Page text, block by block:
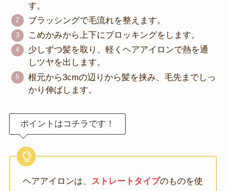
す。
ブラッシングで毛流れを整えます。
こめかみから上下にブロッキングをします。
少しずつ髪を取り、軽くヘアアイロンで熱を通
しツヤを出します。
根元から3cmの辺りから髪を挟み、毛先までしっ
かり伸ばします。
ポイントはコチラです！
ヘアアイロンは、 ストレートタイプのものを使